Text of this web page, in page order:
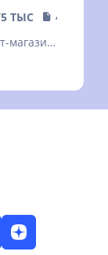
ТЫС
44.14 MB
магазин:
покупки